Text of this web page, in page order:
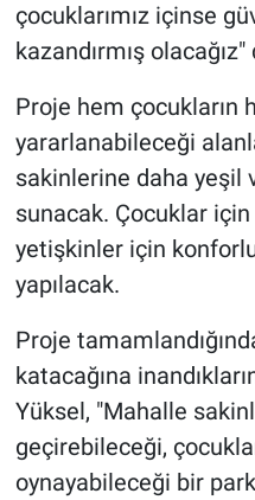
çocuklarımız içinse
kazandırmış olacağız"
Proje hem çocukların
yararlanabileceği
sakinlerine daha yeşil
sunacak. Çocuklar
yetişkinler için
yapılacak.
Proje
katacağına
Yüksel, "Mahalle
geçirebileceği,
oynayabileceği bir